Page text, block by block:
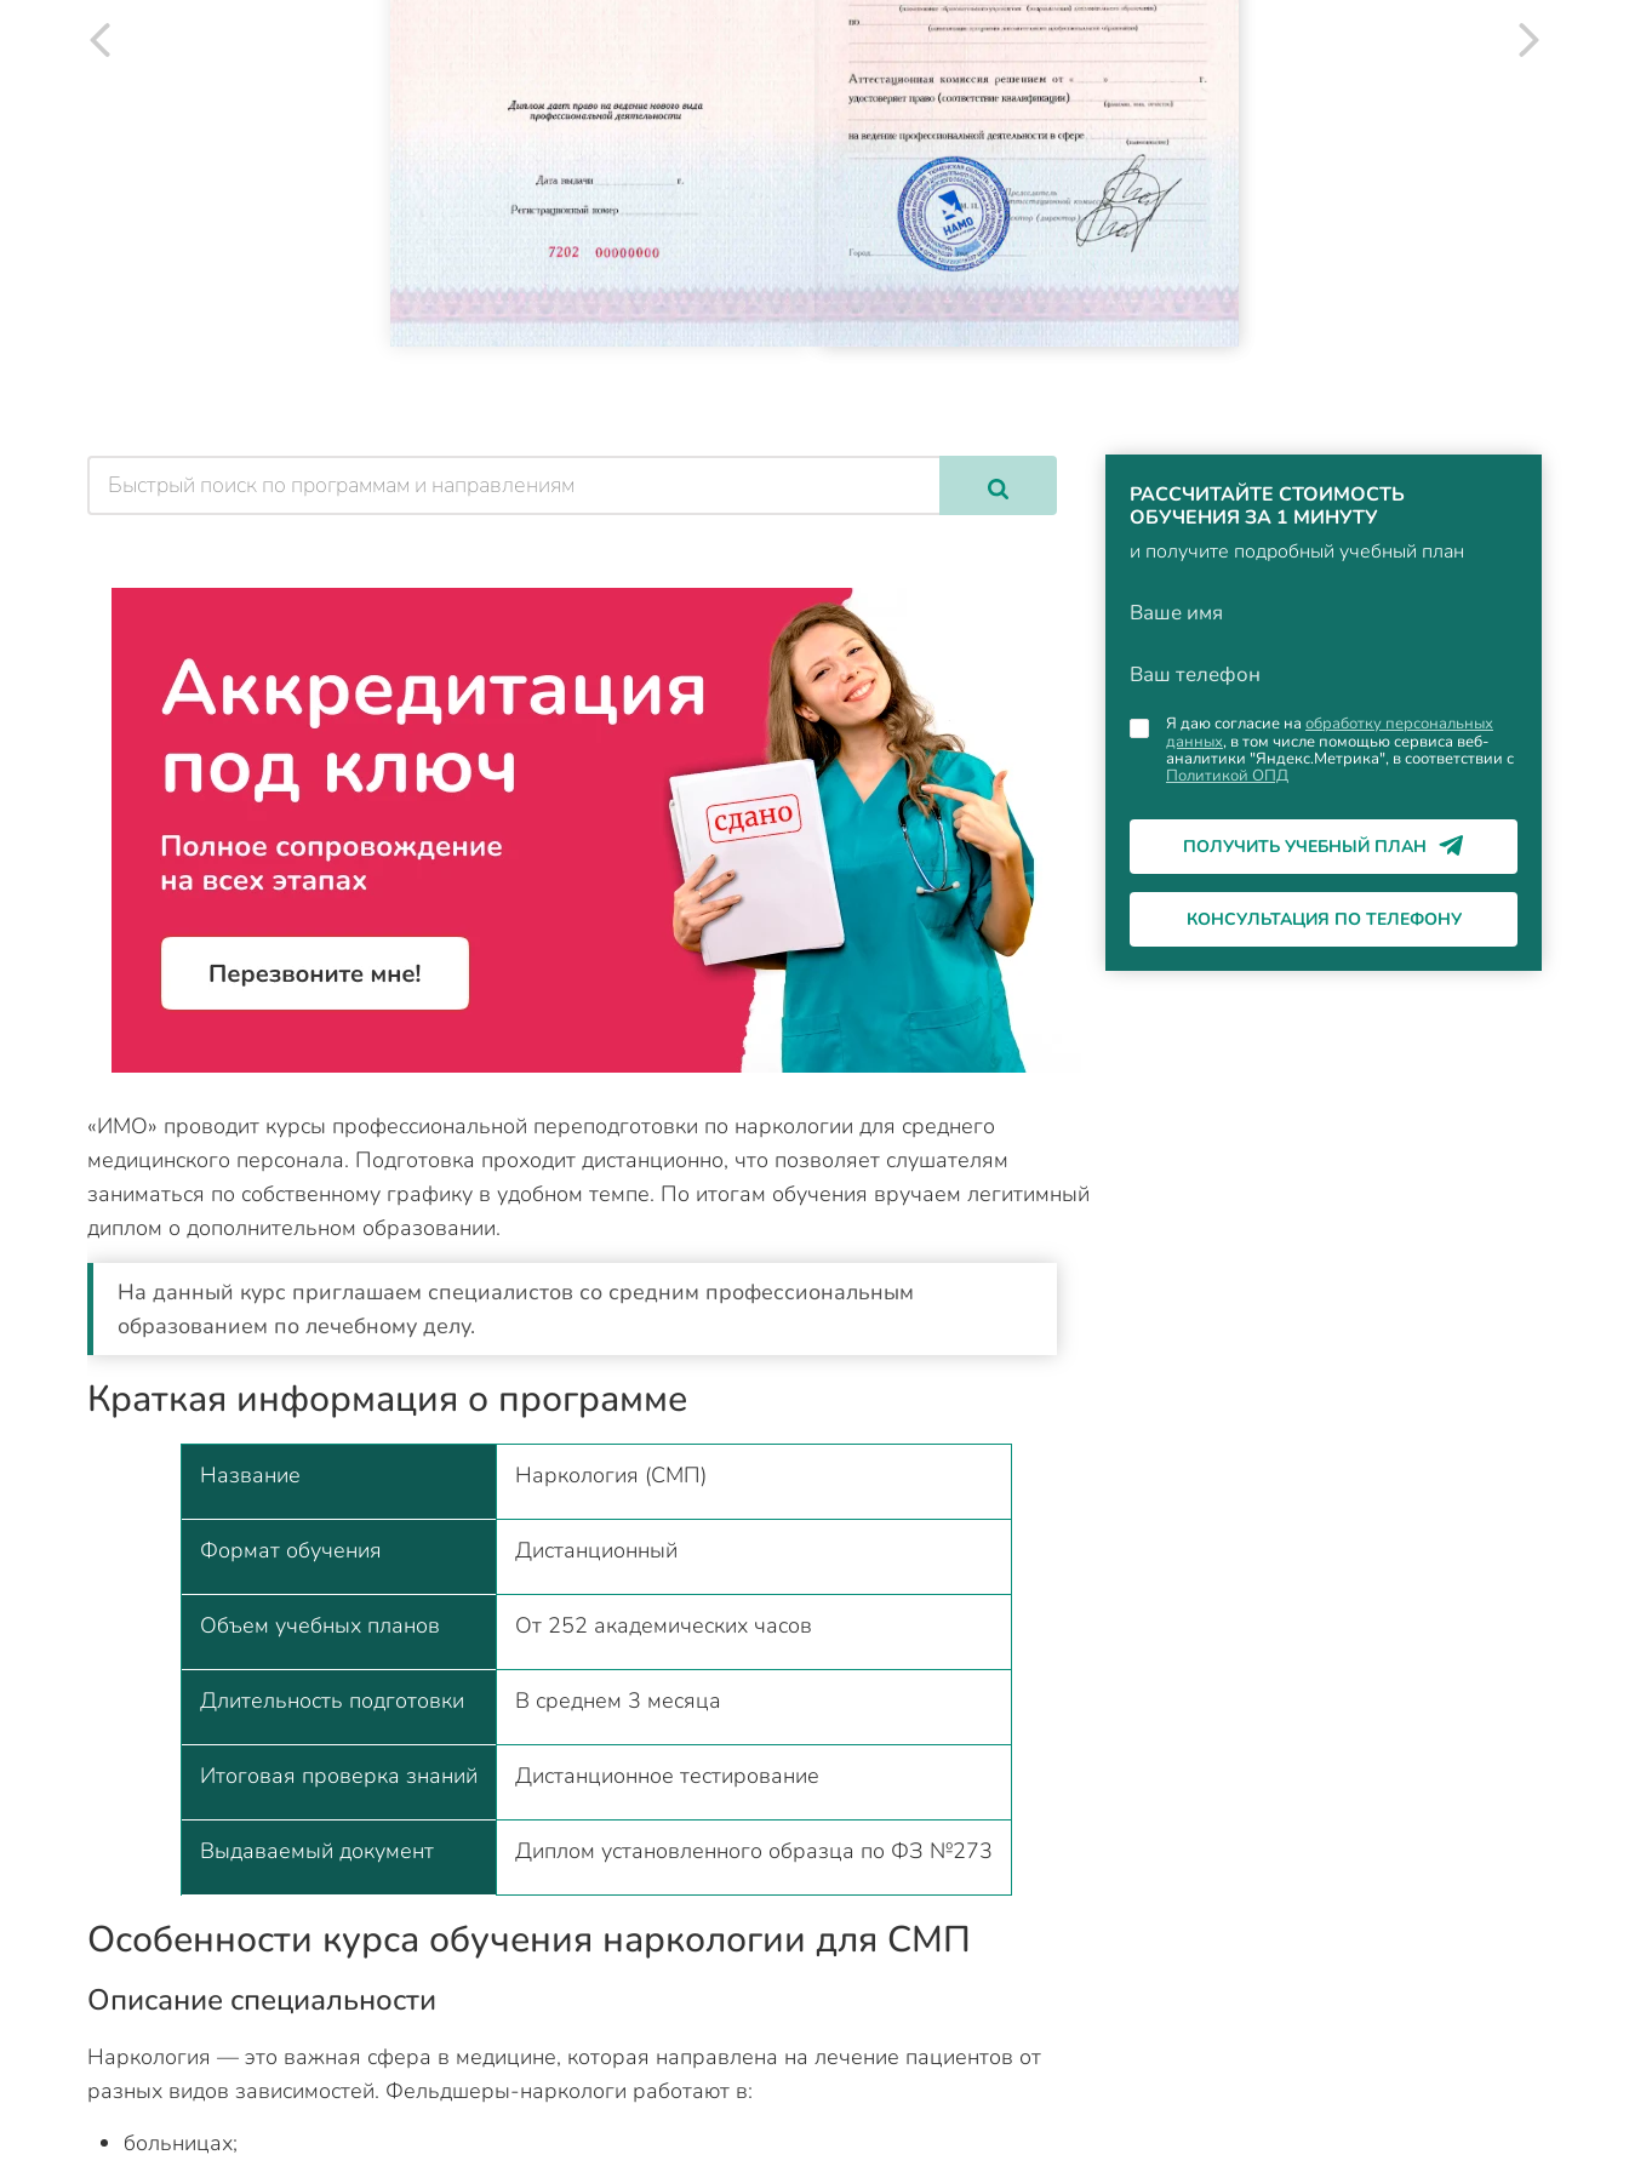
РАССЧИТАЙТЕ СТОИМОСТЬ
ОБУЧЕНИЯ ЗА 1 МИНУТУ
и получите подробный учебный план
Ваше имя
Ваш телефон
Я даю согласие на обработку персональных
данных, в том числе помощью сервиса веб-
аналитики "Яндекс.Метрика", в соответствии с
Политикой ОПД
ПОЛУЧИТЬ УЧЕБНЫЙ ПЛАН
КОНСУЛЬТАЦИЯ ПО ТЕЛЕФОНУ
«ИМО» проводит курсы профессиональной переподготовки по наркологии для среднего
медицинского персонала. Подготовка проходит дистанционно, что позволяет слушателям
заниматься по собственному графику в удобном темпе. По итогам обучения вручаем легитимный
диплом о дополнительном образовании.
На данный курс приглашаем специалистов со средним профессиональным
образованием по лечебному делу.
Краткая информация о программе
Название Наркология (СМП)
Формат обучения Дистанционный
Объем учебных планов От 252 академических часов
Длительность подготовки В среднем 3 месяца
Итоговая проверка знаний Дистанционное тестирование
Выдаваемый документ Диплом установленного образца по ФЗ №273
Особенности курса обучения наркологии для СМП
Описание специальности
Наркология — это важная сфера в медицине, которая направлена на лечение пациентов от
разных видов зависимостей. Фельдшеры-наркологи работают в:
больницах;